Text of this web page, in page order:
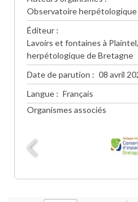
Observatoire
Éditeur
Lavoirs et fontaines à
herpétologique de Bretagne
Date de parution
08 avril
Langue
Français
Organismes associés